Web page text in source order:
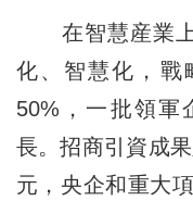
在智慧産業上
化、智慧化，戰
50%，一批領軍
長。招商引資成
元，央企和重大